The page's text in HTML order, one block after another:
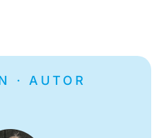
· AUTOR